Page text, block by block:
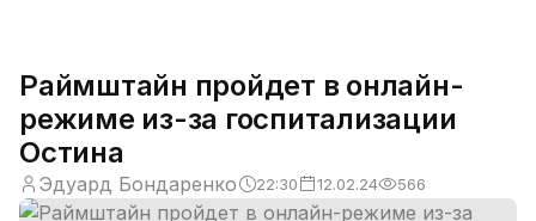
Раймштайн пройдет в онлайн-
режиме из-за госпитализации
Остина
Эдуард Бондаренко 22:30 12.02.24 566